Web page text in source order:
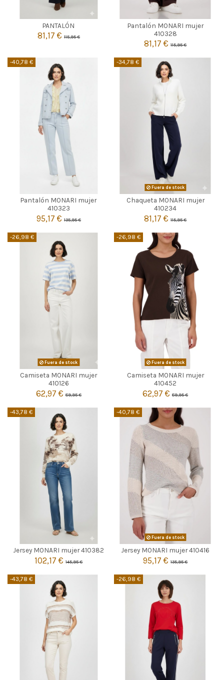
PANTALÓN
81,17 €115,95 €
AZUL MARINO
44
Pantalón MONARI mujer
410328
81,17 €115,95 €
MARRON
44 46

Añadir al carrito
-40,78 €
Pantalón MONARI mujer
410323
95,17 €135,95 €
CELESTE
38
 Añadir al carrito
-34,78 €
Fuera de stock
Chaqueta MONARI mujer
410234
81,17 €115,95 €
 Agotado
-26,98 €
Fuera de stock
Camiseta MONARI mujer
410126
62,97 €89,95 €
 Agotado
-26,98 €
Fuera de stock
Camiseta MONARI mujer
410452
62,97 €89,95 €
 Agotado
-43,78 €
Jersey MONARI mujer 410382
102,17 €145,95 €
BEIGE
36
 Añadir al carrito
-40,78 €
Fuera de stock
Jersey MONARI mujer 410416
95,17 €135,95 €
 Agotado
-43,78 € -26,98 €